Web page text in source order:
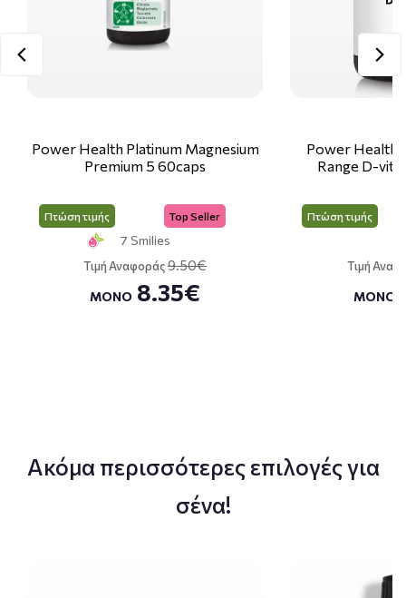
Power Health Platinum Magnesium
Premium 5 60caps
Πτώση τιμής Top Seller
7 Smilies
Τιμή Αναφοράς9.50€
ΜΟΝΟ 8.35€
Power Health
Range D-
Πτώση τιμής
Τιμή
ΜΟΝΟ
Ακόμα περισσότερες επιλογές για
σένα!